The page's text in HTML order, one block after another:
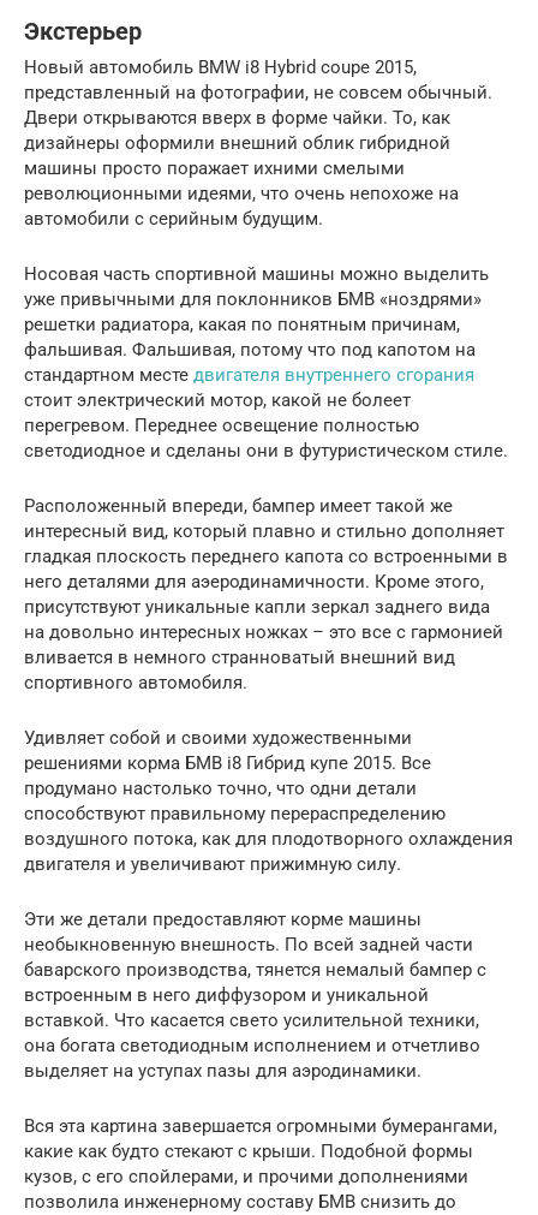
Экстерьер
Новый автомобиль BMW i8 Hybrid coupe 2015,
представленный на фотографии, не совсем обычный.
Двери открываются вверх в форме чайки. То, как
дизайнеры оформили внешний облик гибридной
машины просто поражает ихними смелыми
революционными идеями, что очень непохоже на
автомобили с серийным будущим.
Носовая часть спортивной машины можно выделить
уже привычными для поклонников БМВ «ноздрями»
решетки радиатора, какая по понятным причинам,
фальшивая. Фальшивая, потому что под капотом на
стандартном месте двигателя внутреннего сгорания
стоит электрический мотор, какой не болеет
перегревом. Переднее освещение полностью
светодиодное и сделаны они в футуристическом стиле.
Расположенный впереди, бампер имеет такой же
интересный вид, который плавно и стильно дополняет
гладкая плоскость переднего капота со встроенными в
него деталями для аэеродинамичности. Кроме этого,
присутствуют уникальные капли зеркал заднего вида
на довольно интересных ножках – это все с гармонией
вливается в немного странноватый внешний вид
спортивного автомобиля.
Удивляет собой и своими художественными
решениями корма БМВ i8 Гибрид купе 2015. Все
продумано настолько точно, что одни детали
способствуют правильному перераспределению
воздушного потока, как для плодотворного охлаждения
двигателя и увеличивают прижимную силу.
Эти же детали предоставляют корме машины
необыкновенную внешность. По всей задней части
баварского производства, тянется немалый бампер с
встроенным в него диффузором и уникальной
вставкой. Что касается свето усилительной техники,
она богата светодиодным исполнением и отчетливо
выделяет на уступах пазы для аэродинамики.
Вся эта картина завершается огромными бумерангами,
какие как будто стекают с крыши. Подобной формы
кузов, с его спойлерами, и прочими дополнениями
позволила инженерному составу БМВ снизить до